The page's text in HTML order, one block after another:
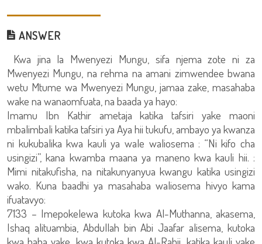
ANSWER
Kwa jina la Mwenyezi Mungu, sifa njema zote ni za
Mwenyezi Mungu, na rehma na amani zimwendee bwana
wetu Mtume wa Mwenyezi Mungu, jamaa zake, masahaba
wake na wanaomfuata, na baada ya hayo:
Imamu Ibn Kathir ametaja katika tafsiri yake maoni
mbalimbali katika tafsiri ya Aya hii tukufu, ambayo ya kwanza
ni kukubalika kwa kauli ya wale waliosema : “Ni kifo cha
usingizi”, kana kwamba maana ya maneno kwa kauli hii. :
Mimi nitakufisha, na nitakunyanyua kwangu katika usingizi
wako. Kuna baadhi ya masahaba waliosema hivyo kama
ifuatavyo:
7133 – Imepokelewa kutoka kwa Al-Muthanna, akasema,
Ishaq alituambia, Abdullah bin Abi Jaafar alisema, kutoka